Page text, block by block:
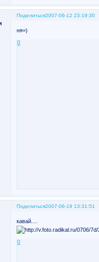
Поделиться2007-06-12 23:19:30
ня=)
0
Поделиться2007-06-19 13:31:51
кавай....
0